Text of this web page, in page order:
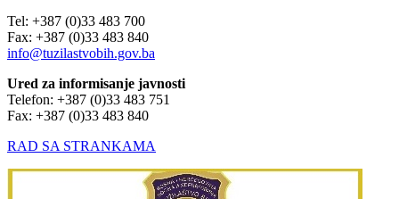
Tel: +387 (0)33 483 700
Fax: +387 (0)33 483 840
info@tuzilastvobih.gov.ba
Ured za informisanje javnosti
Telefon: +387 (0)33 483 751
Fax: +387 (0)33 483 840
RAD SA STRANKAMA